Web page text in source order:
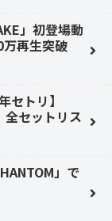
」初登場動
再生突破
セトリ】
セットリス
」で